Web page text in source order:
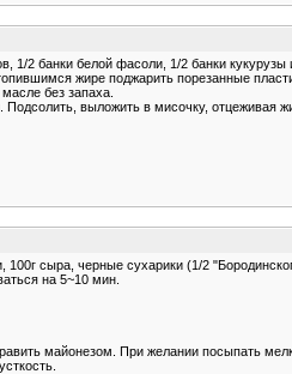
1/2 банки белой фасоли, 1/2 банки
жире поджарить порезанные
без запаха.
выложить в мисочку, отцеживая
сыра, черные сухарики (1/2
на 5~10 мин.
майонезом. При желании посыпать